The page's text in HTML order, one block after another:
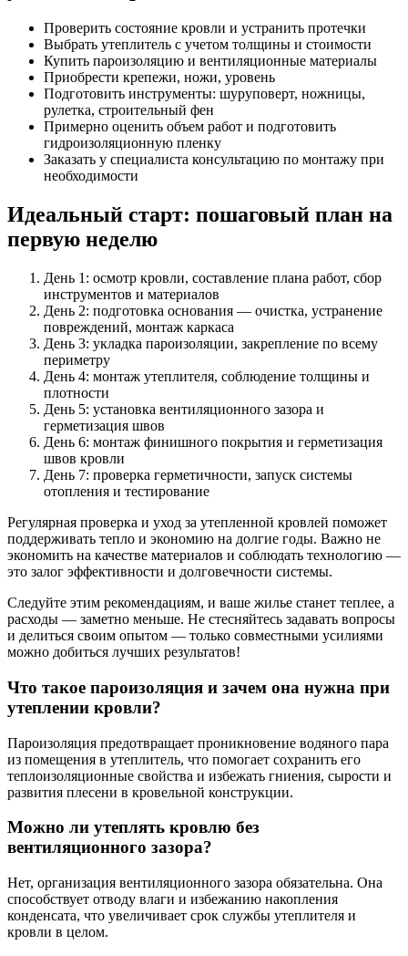
Проверить состояние кровли и устранить протечки
Выбрать утеплитель с учетом толщины и стоимости
Купить пароизоляцию и вентиляционные материалы
Приобрести крепежи, ножи, уровень
Подготовить инструменты: шуруповерт, ножницы,
рулетка, строительный фен
Примерно оценить объем работ и подготовить
гидроизоляционную пленку
Заказать у специалиста консультацию по монтажу при
необходимости
Идеальный старт: пошаговый план на
первую неделю
День 1: осмотр кровли, составление плана работ, сбор
инструментов и материалов
День 2: подготовка основания — очистка, устранение
повреждений, монтаж каркаса
День 3: укладка пароизоляции, закрепление по всему
периметру
День 4: монтаж утеплителя, соблюдение толщины и
плотности
День 5: установка вентиляционного зазора и
герметизация швов
День 6: монтаж финишного покрытия и герметизация
швов кровли
День 7: проверка герметичности, запуск системы
отопления и тестирование
Регулярная проверка и уход за утепленной кровлей поможет
поддерживать тепло и экономию на долгие годы. Важно не
экономить на качестве материалов и соблюдать технологию —
это залог эффективности и долговечности системы.
Следуйте этим рекомендациям, и ваше жилье станет теплее, а
расходы — заметно меньше. Не стесняйтесь задавать вопросы
и делиться своим опытом — только совместными усилиями
можно добиться лучших результатов!
Что такое пароизоляция и зачем она нужна при
утеплении кровли?
Пароизоляция предотвращает проникновение водяного пара
из помещения в утеплитель, что помогает сохранить его
теплоизоляционные свойства и избежать гниения, сырости и
развития плесени в кровельной конструкции.
Можно ли утеплять кровлю без
вентиляционного зазора?
Нет, организация вентиляционного зазора обязательна. Она
способствует отводу влаги и избежанию накопления
конденсата, что увеличивает срок службы утеплителя и
кровли в целом.